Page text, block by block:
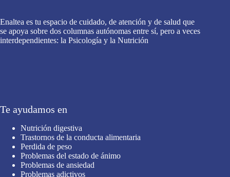
Enaltea es tu espacio de cuidado, de atención y de salud que
se apoya sobre dos columnas autónomas entre sí, pero a veces
interdependientes: la Psicología y la Nutrición
Te ayudamos en
Nutrición digestiva
Trastornos de la conducta alimentaria
Perdida de peso
Problemas del estado de ánimo
Problemas de ansiedad
Problemas adictivos